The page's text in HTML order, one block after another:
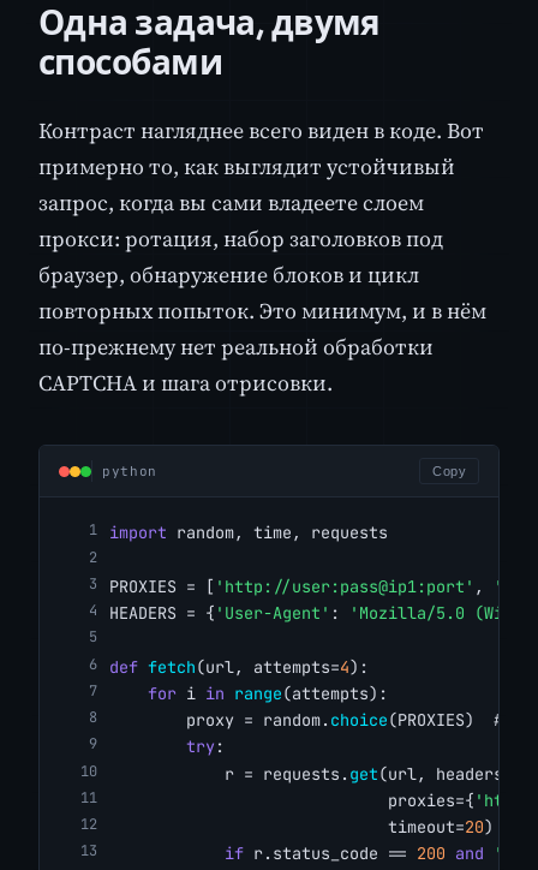
Одна задача, двумя
способами
Контраст нагляднее всего виден в коде. Вот
примерно то, как выглядит устойчивый
запрос, когда вы сами владеете слоем
прокси: ротация, набор заголовков под
браузер, обнаружение блоков и цикл
повторных попыток. Это минимум, и в нём
по-прежнему нет реальной обработки
CAPTCHA и шага отрисовки.
python Copy
import random, time, requests
PROXIES = [ 'http://user:pass@ip1:port' ,
HEADERS = { 'User-Agent' : 'Mozilla/5.0
def fetch(url, attempts=4):
for i in range(attempts):
        proxy = random.
choice(PROXIES) #
try:
            r = requests.
get(url,
                             proxies={
'http'
                             timeout=
20)
if r.status_code == 200 and